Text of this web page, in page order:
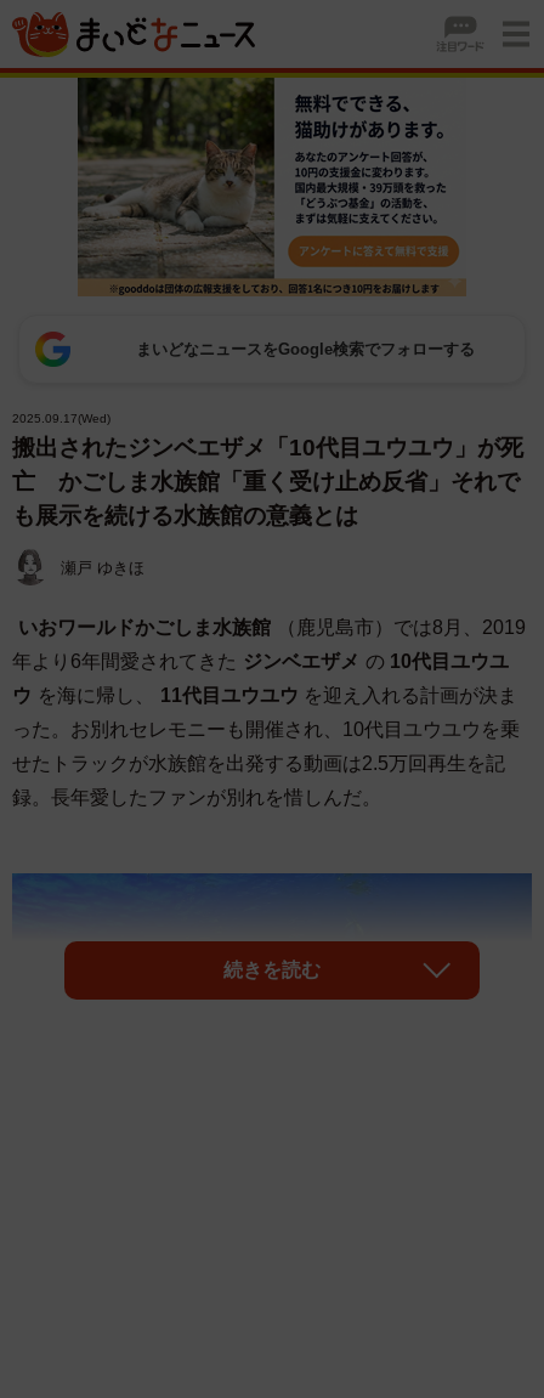
まいどなニュースをGoogle検索でフォローする
2025.09.17(Wed)
搬出されたジンベエザメ「10代目ユウユウ」が死
亡 かごしま水族館「重く受け止め反省」それで
も展示を続ける水族館の意義とは
瀬戸 ゆきほ
いおワールドかごしま水族館
（鹿児島市）では8月、2019
年より6年間愛されてきた ジンベエザメ の 10代目ユウユ
ウ を海に帰し、 11代目ユウユウ を迎え入れる計画が決ま
った。お別れセレモニーも開催され、10代目ユウユウを乗
せたトラックが水族館を出発する動画は2.5万回再生を記
録。長年愛したファンが別れを惜しんだ。
続きを読む